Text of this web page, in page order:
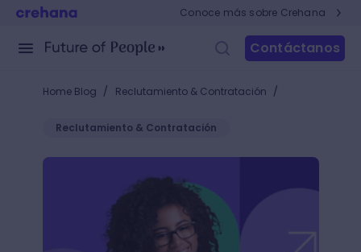
Conoce más sobre Crehana
Contáctanos
Home Blog / Reclutamiento & Contratación /
Reclutamiento & Contratación
Entrevista de permanencia: ¿qué es y cómo